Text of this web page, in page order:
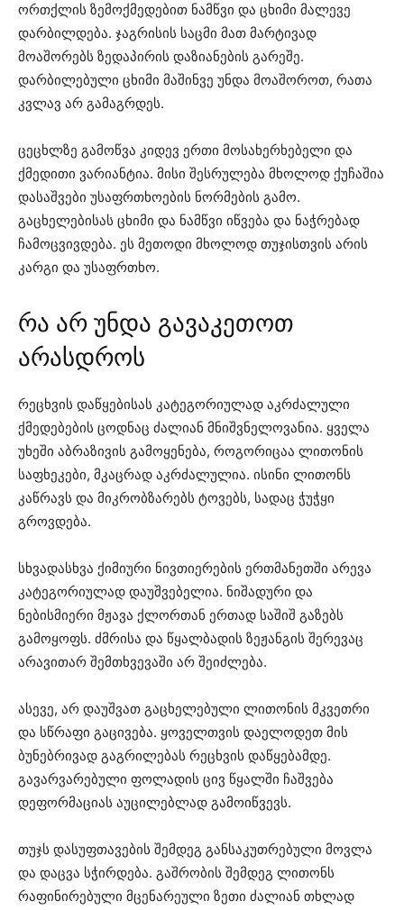
ორთქლის ზემოქმედებით ნამწვი და ცხიმი მალევე
დარბილდება. ჯაგრისის საცმი მათ მარტივად
მოაშორებს ზედაპირის დაზიანების გარეშე.
დარბილებული ცხიმი მაშინვე უნდა მოაშოროთ, რათა
კვლავ არ გამაგრდეს.
ცეცხლზე გამოწვა კიდევ ერთი მოსახერხებელი და
ქმედითი ვარიანტია. მისი შესრულება მხოლოდ ქუჩაშია
დასაშვები უსაფრთხოების ნორმების გამო.
გაცხელებისას ცხიმი და ნამწვი იწვება და ნაჭრებად
ჩამოცვივდება. ეს მეთოდი მხოლოდ თუჯისთვის არის
კარგი და უსაფრთხო.
რა არ უნდა გავაკეთოთ
არასდროს
რეცხვის დაწყებისას კატეგორიულად აკრძალული
ქმედებების ცოდნაც ძალიან მნიშვნელოვანია. ყველა
უხეში აბრაზივის გამოყენება, როგორიცაა ლითონის
საფხეკები, მკაცრად აკრძალულია. ისინი ლითონს
კაწრავს და მიკრობზარებს ტოვებს, სადაც ჭუჭყი
გროვდება.
სხვადასხვა ქიმიური ნივთიერების ერთმანეთში არევა
კატეგორიულად დაუშვებელია. ნიშადური და
ნებისმიერი მჟავა ქლორთან ერთად საშიშ გაზებს
გამოყოფს. ძმრისა და წყალბადის ზეჟანგის შერევაც
არავითარ შემთხვევაში არ შეიძლება.
ასევე, არ დაუშვათ გაცხელებული ლითონის მკვეთრი
და სწრაფი გაცივება. ყოველთვის დაელოდეთ მის
ბუნებრივად გაგრილებას რეცხვის დაწყებამდე.
გავარვარებული ფოლადის ცივ წყალში ჩაშვება
დეფორმაციას აუცილებლად გამოიწვევს.
თუჯს დასუფთავების შემდეგ განსაკუთრებული მოვლა
და დაცვა სჭირდება. გაშრობის შემდეგ ლითონს
რაფინირებული მცენარეული ზეთი ძალიან თხლად